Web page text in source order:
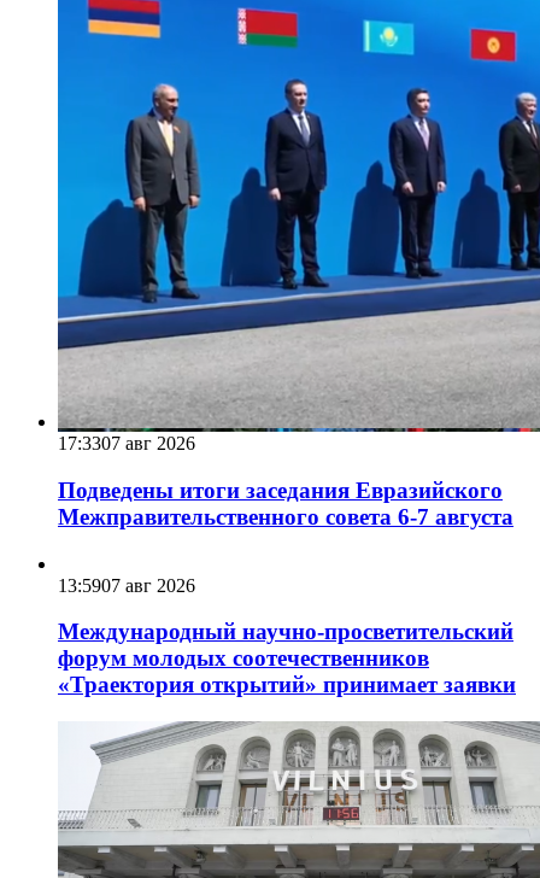
17:3307 авг 2026
Подведены итоги заседания Евразийского
Межправительственного совета 6-7 августа
13:5907 авг 2026
Международный научно-просветительский
форум молодых соотечественников
«Траектория открытий» принимает заявки